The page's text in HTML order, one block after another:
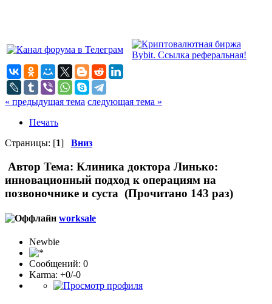
« предыдущая тема следующая тема »
Печать
Страницы: [1] Вниз
Автор Тема: Клиника доктора Линько:
инновационный подход к операциям на
позвоночнике и суста (Прочитано 143 раз)
worksale
Newbie
Сообщений: 0
Karma: +0/-0